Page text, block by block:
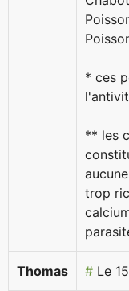
* ces
** les
trop
Thomas # Le